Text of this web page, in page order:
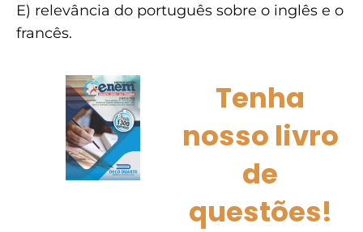
E) relevância do português sobre o inglês e o
francês.
Tenha
nosso livro
de
questões!